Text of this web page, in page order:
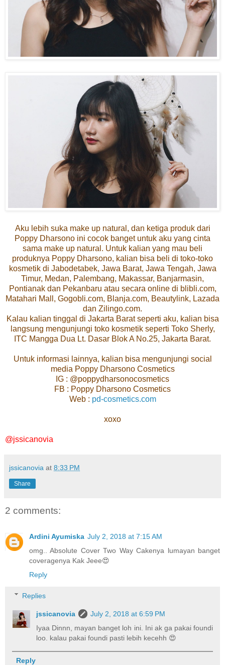
Aku lebih suka make up natural, dan ketiga produk dari
Poppy Dharsono ini cocok banget untuk aku yang cinta
sama make up natural. Untuk kalian yang mau beli
produknya Poppy Dharsono, kalian bisa beli di toko-toko
kosmetik di Jabodetabek, Jawa Barat, Jawa Tengah, Jawa
Timur, Medan, Palembang, Makassar, Banjarmasin,
Pontianak dan Pekanbaru atau secara online di blibli.com,
Matahari Mall, Gogobli.com, Blanja.com, Beautylink, Lazada
dan Zilingo.com.
Kalau kalian tinggal di Jakarta Barat seperti aku, kalian bisa
langsung mengunjungi toko kosmetik seperti Toko Sherly,
ITC Mangga Dua Lt. Dasar Blok A No.25, Jakarta Barat.
Untuk informasi lainnya, kalian bisa mengunjungi social
media Poppy Dharsono Cosmetics
IG : @poppydharsonocosmetics
FB : Poppy Dharsono Cosmetics
Web : pd-cosmetics.com
xoxo
@jssicanovia
jssicanovia at 8:33 PM
Share
2 comments:
Ardini Ayumiska July 2, 2018 at 7:15 AM
omg.. Absolute Cover Two Way Cakenya lumayan banget
coveragenya Kak Jeee😍
Reply
Replies
jssicanovia
July 2, 2018 at 6:59 PM
Iyaa Dinnn, mayan banget loh ini. Ini ak ga pakai foundi
loo. kalau pakai foundi pasti lebih kecehh 😍
Reply